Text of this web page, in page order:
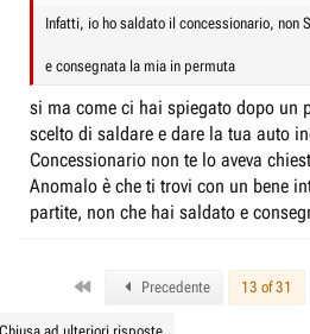
Infatti, io ho saldato il concessionario, non
e consegnata la mia in permuta
si ma come ci hai spiegato dopo un
scelto di saldare e dare la tua auto
Concessionario non te lo aveva
Anomalo è che ti trovi con un bene
partite, non che hai saldato e
Precedente 13 of 31
ad ulteriori risposte.